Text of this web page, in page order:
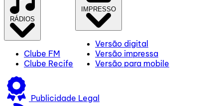
RÁDIOS
Clube FM
Clube Recife
IMPRESSO
Versão digital
Versão impressa
Versão para mobile
Publicidade Legal